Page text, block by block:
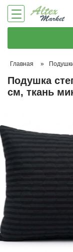
Главная »
Подушка
см, ткань